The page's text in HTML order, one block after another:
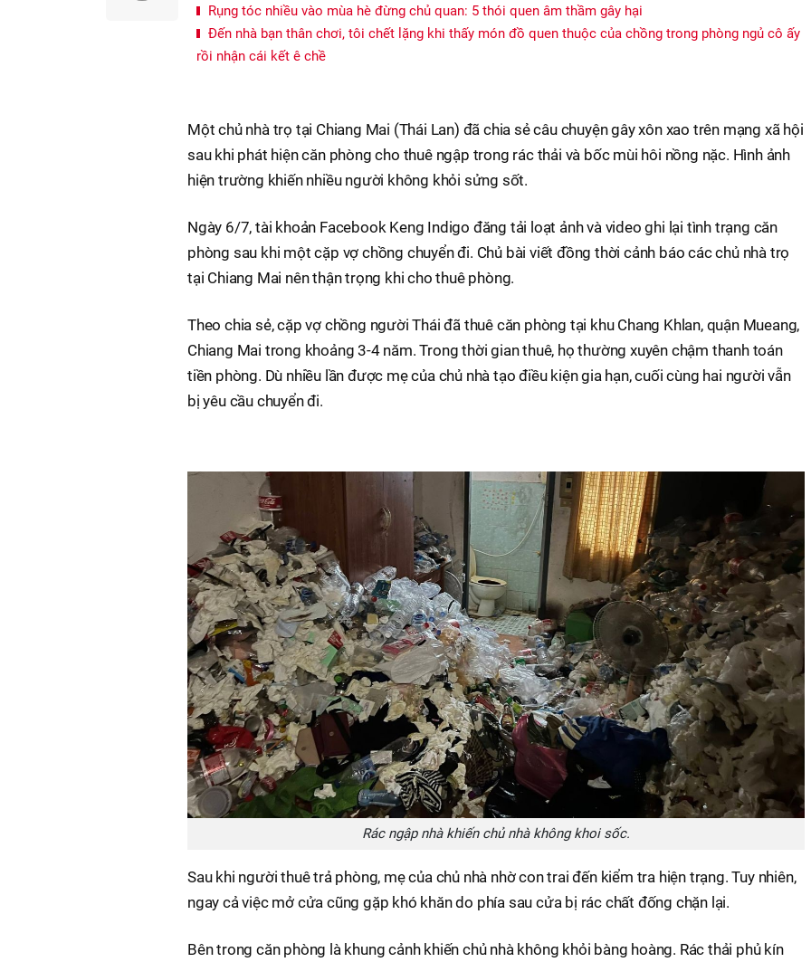
Rụng tóc nhiều vào mùa hè đừng chủ quan: 5 thói quen âm thầm gây hại
Đến nhà bạn thân chơi, tôi chết lặng khi thấy món đồ quen thuộc của chồng trong phòng ngủ cô ấy
rồi nhận cái kết ê chề
Một chủ nhà trọ tại Chiang Mai (Thái Lan) đã chia sẻ câu chuyện gây xôn xao trên mạng xã hội
sau khi phát hiện căn phòng cho thuê ngập trong rác thải và bốc mùi hôi nồng nặc. Hình ảnh
hiện trường khiến nhiều người không khỏi sửng sốt.
Ngày 6/7, tài khoản Facebook Keng Indigo đăng tải loạt ảnh và video ghi lại tình trạng căn
phòng sau khi một cặp vợ chồng chuyển đi. Chủ bài viết đồng thời cảnh báo các chủ nhà trọ
tại Chiang Mai nên thận trọng khi cho thuê phòng.
Theo chia sẻ, cặp vợ chồng người Thái đã thuê căn phòng tại khu Chang Khlan, quận Mueang,
Chiang Mai trong khoảng 3-4 năm. Trong thời gian thuê, họ thường xuyên chậm thanh toán
tiền phòng. Dù nhiều lần được mẹ của chủ nhà tạo điều kiện gia hạn, cuối cùng hai người vẫn
bị yêu cầu chuyển đi.
Rác ngập nhà khiến chủ nhà không khoi sốc.
Sau khi người thuê trả phòng, mẹ của chủ nhà nhờ con trai đến kiểm tra hiện trạng. Tuy nhiên,
ngay cả việc mở cửa cũng gặp khó khăn do phía sau cửa bị rác chất đống chặn lại.
Bên trong căn phòng là khung cảnh khiến chủ nhà không khỏi bàng hoàng. Rác thải phủ kín